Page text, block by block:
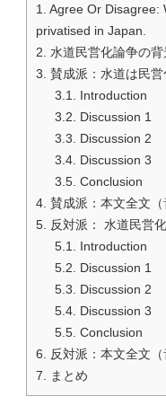
1.
Agree Or Disagree:
privatised in Japan.
2. 水道民営化論争の背
3. 賛成派：水道は民営
3.1.
Introduction
3.2.
Discussion 1
3.3.
Discussion 2
3.4. Discussion 3
3.5. Conclusion
4. 賛成派：本文全文（
5.
反対派： 水道民営
5.1.
Introduction
5.2.
Discussion 1
5.3.
Discussion 2
5.4. Discussion 3
5.5. Conclusion
6.
反対派：本文全文（
7.
まとめ